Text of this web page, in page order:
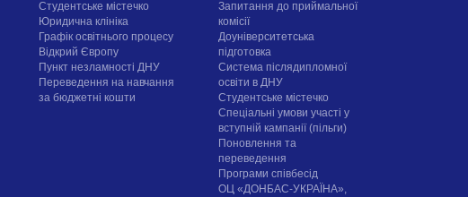
Cтудентське містечко
Юридична клініка
Графік освітнього процесу
Відкрий Європу
Пункт незламності ДНУ
Переведення на навчання
за бюджетні кошти
Запитання до приймальної
комісії
Доуніверситетська
підготовка
Система післядипломної
освіти в ДНУ
Cтудентське містечко
Спеціальні умови участі у
вступній кампанії (пільги)
Поновлення та
переведення
Програми співбесід
ОЦ «ДОНБАС-УКРАЇНА»,